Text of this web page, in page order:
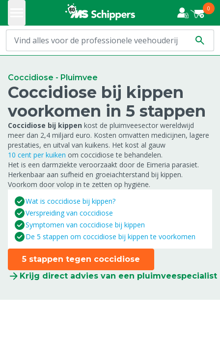
0
Coccidiose - Pluimvee
Coccidiose bij kippen
voorkomen in 5 stappen
Coccidiose bij kippen kost de pluimveesector wereldwijd
meer dan 2,4 miljard euro. Kosten omvatten medicijnen, lagere
prestaties, en uitval van kuikens. Het kost al gauw
10 cent per kuiken om coccidiose te behandelen.
Het is een darmziekte veroorzaakt door de Eimeria parasiet.
Herkenbaar aan sufheid en groeiachterstand bij kippen.
Voorkom door volop in te zetten op hygiëne.
Wat is coccidiose bij kippen?
Verspreiding van coccidiose
Symptomen van coccidiose bij kippen
De 5 stappen om coccidiose bij kippen te voorkomen
5 stappen tegen coccidiose
Krijg direct advies van een pluimveespecialist